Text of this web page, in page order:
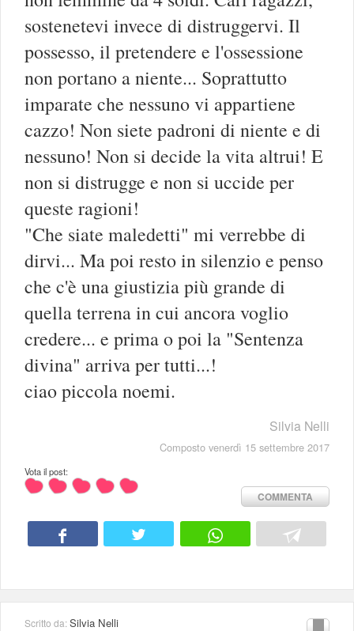
sostenetevi invece di distruggervi. Il
possesso, il pretendere e l'ossessione
non portano a niente... Soprattutto
imparate che nessuno vi appartiene
cazzo! Non siete padroni di niente e di
nessuno! Non si decide la vita altrui! E
non si distrugge e non si uccide per
queste ragioni!
"Che siate maledetti" mi verrebbe di
dirvi... Ma poi resto in silenzio e penso
che c'è una giustizia più grande di
quella terrena in cui ancora voglio
credere... e prima o poi la "Sentenza
divina" arriva per tutti...!
ciao piccola noemi.
Silvia Nelli
Composto venerdì 15 settembre 2017
Vota il post:
COMMENTA
Scritto da:Silvia Nelli